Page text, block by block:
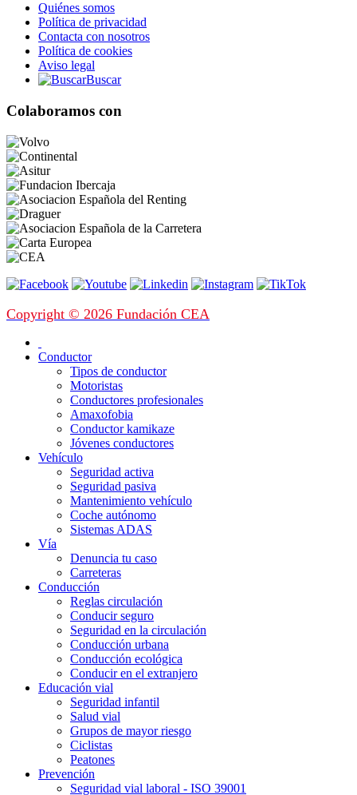
Quiénes somos
Política de privacidad
Contacta con nosotros
Política de cookies
Aviso legal
Buscar
Colaboramos con
Copyright © 2026 Fundación CEA
Conductor
Tipos de conductor
Motoristas
Conductores profesionales
Amaxofobia
Conductor kamikaze
Jóvenes conductores
Vehículo
Seguridad activa
Seguridad pasiva
Mantenimiento vehículo
Coche autónomo
Sistemas ADAS
Vía
Denuncia tu caso
Carreteras
Conducción
Reglas circulación
Conducir seguro
Seguridad en la circulación
Conducción urbana
Conducción ecológica
Conducir en el extranjero
Educación vial
Seguridad infantil
Salud vial
Grupos de mayor riesgo
Ciclistas
Peatones
Prevención
Seguridad vial laboral - ISO 39001